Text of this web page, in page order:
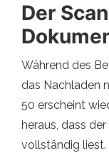
Der
Während des
das Nachladen
50 erscheint
heraus, dass
vollständig liest.